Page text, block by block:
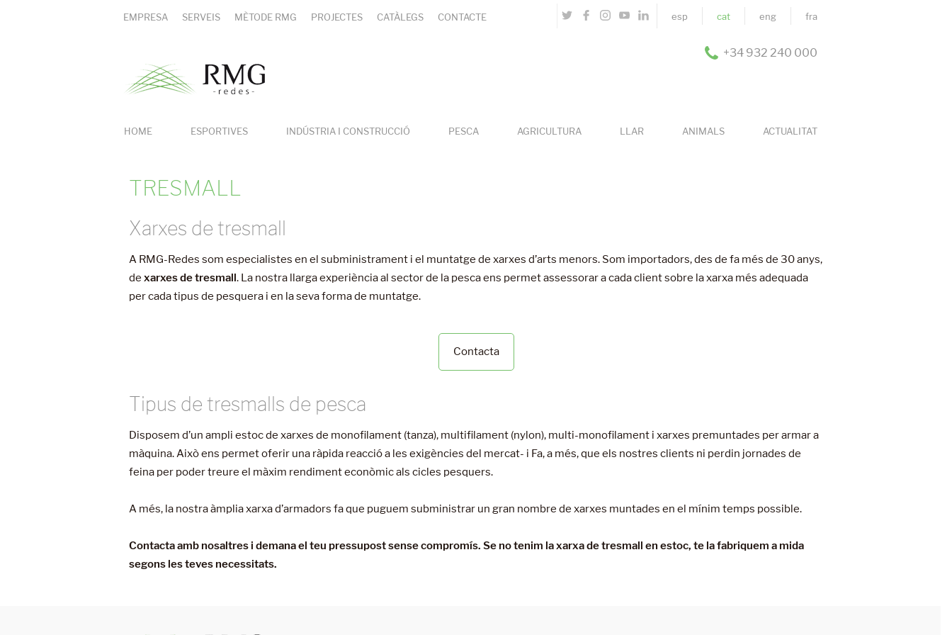
EMPRESA SERVEIS MÈTODE RMG PROJECTES CATÀLEGS CONTACTE esp cat eng fra
+34 932 240 000
HOME ESPORTIVES INDÚSTRIA I CONSTRUCCIÓ PESCA AGRICULTURA LLAR ANIMALS ACTUALITAT
TRESMALL
Xarxes de tresmall
A RMG-Redes som especialistes en el subministrament i el muntatge de xarxes d’arts menors. Som importadors, des de fa més de 30 anys,
de xarxes de tresmall. La nostra llarga experiència al sector de la pesca ens permet assessorar a cada client sobre la xarxa més adequada
per cada tipus de pesquera i en la seva forma de muntatge.
Contacta
Tipus de tresmalls de pesca
Disposem d’un ampli estoc de xarxes de monofilament (tanza), multifilament (nylon), multi-monofilament i xarxes premuntades per armar a
màquina. Això ens permet oferir una ràpida reacció a les exigències del mercat- i Fa, a més, que els nostres clients ni perdin jornades de
feina per poder treure el màxim rendiment econòmic als cicles pesquers.
A més, la nostra àmplia xarxa d’armadors fa que puguem subministrar un gran nombre de xarxes muntades en el mínim temps possible.
Contacta amb nosaltres i demana el teu pressupost sense compromís. Se no tenim la xarxa de tresmall en estoc, te la fabriquem a mida
segons les teves necessitats.